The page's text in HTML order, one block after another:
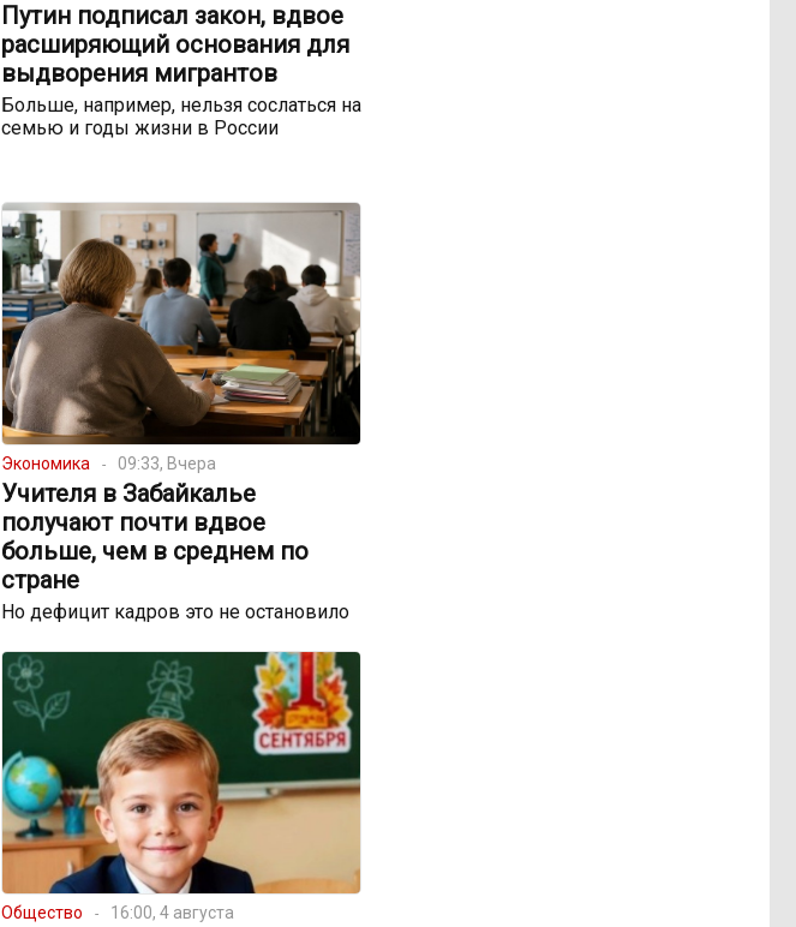
Путин подписал закон, вдвое
расширяющий основания для
выдворения мигрантов
Больше, например, нельзя сослаться на
семью и годы жизни в России
Экономика 09:33, Вчера
Учителя в Забайкалье
получают почти вдвое
больше, чем в среднем по
стране
Но дефицит кадров это не остановило
Общество 16:00, 4 августа